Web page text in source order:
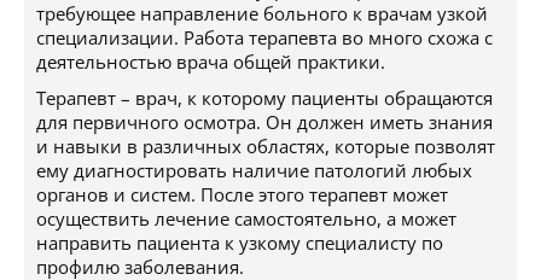
требующее направление больного к врачам узкой
специализации. Работа терапевта во много схожа с
деятельностью врача общей практики.
Терапевт – врач, к которому пациенты обращаются
для первичного осмотра. Он должен иметь знания
и навыки в различных областях, которые позволят
ему диагностировать наличие патологий любых
органов и систем. После этого терапевт может
осуществить лечение самостоятельно, а может
направить пациента к узкому специалисту по
профилю заболевания.